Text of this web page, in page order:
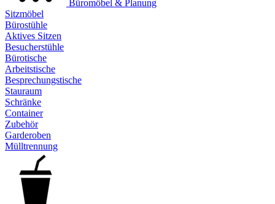
Büromöbel & Planung
Sitzmöbel
Bürostühle
Aktives Sitzen
Besucherstühle
Bürotische
Arbeitstische
Besprechungstische
Stauraum
Schränke
Container
Zubehör
Garderoben
Mülltrennung